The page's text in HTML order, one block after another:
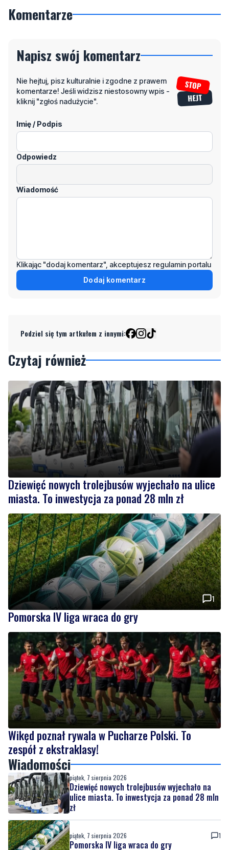
Komentarze
Napisz swój komentarz
Nie hejtuj, pisz kulturalnie i zgodne z prawem
komentarze! Jeśli widzisz niestosowny wpis -
kliknij "zgłoś nadużycie".
Imię / Podpis
Odpowiedz
Wiadomość
Klikając "dodaj komentarz", akceptujesz regulamin portalu
Dodaj komentarz
Podziel się tym artkułem z innymi:
Czytaj również
Dziewięć nowych trolejbusów wyjechało na ulice
miasta. To inwestycja za ponad 28 mln zł
1
Pomorska IV liga wraca do gry
Wikęd poznał rywala w Pucharze Polski. To
zespół z ekstraklasy!
Wiadomości
piątek, 7 sierpnia 2026
Dziewięć nowych trolejbusów wyjechało na
ulice miasta. To inwestycja za ponad 28 mln
zł
piątek, 7 sierpnia 2026 1
Pomorska IV liga wraca do gry